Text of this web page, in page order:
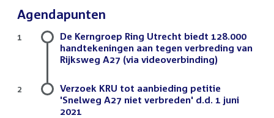
Agendapunten
De Kerngroep Ring Utrecht biedt 128.000
handtekeningen aan tegen verbreding van
Rijksweg A27 (via videoverbinding)
1
Verzoek KRU tot aanbieding petitie
'Snelweg A27 niet verbreden' d.d. 1 juni
2021
2